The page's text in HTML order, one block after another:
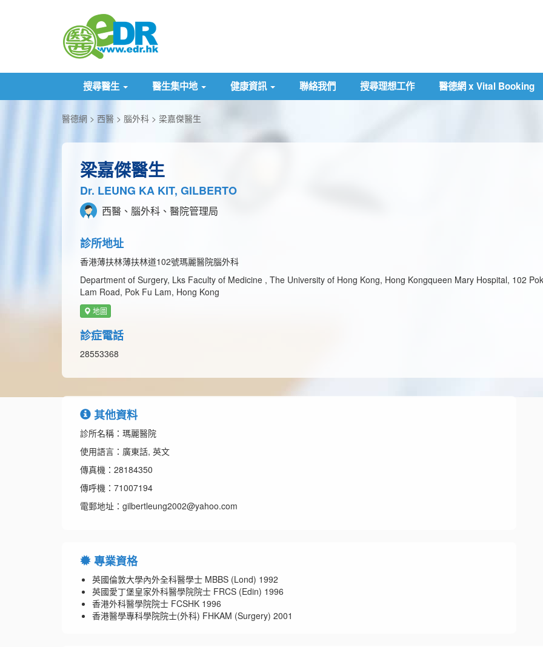
搜尋醫生 醫生集中地 健康資訊 聯絡我們 搜尋理想工作 醫德網 x Vital Booking
醫德網 西醫 腦外科 梁嘉傑醫生
梁嘉傑醫生
Dr. LEUNG KA KIT, GILBERTO
西醫、腦外科、醫院管理局
診所地址
香港薄扶林薄扶林道102號瑪麗醫院腦外科
Department of Surgery, Lks Faculty of Medicine , The University of Hong Kong, Hong Kongqueen Mary Hospital, 102
Lam Road, Pok Fu Lam, Hong Kong
地圖
診症電話
28553368
其他資料
診所名稱：瑪麗醫院
使用語言：廣東話, 英文
傳真機：28184350
傳呼機：71007194
電郵地址：gilbertleung2002@yahoo.com
專業資格
英國倫敦大學內外全科醫學士 MBBS (Lond) 1992
英國愛丁堡皇家外科醫學院院士 FRCS (Edin) 1996
香港外科醫學院院士 FCSHK 1996
香港醫學專科學院院士(外科) FHKAM (Surgery) 2001